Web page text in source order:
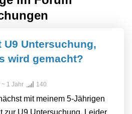
U9 Untersuchung,
wird gemacht?
~ 1 Jahr 140
mit meinem 5-Jährigen